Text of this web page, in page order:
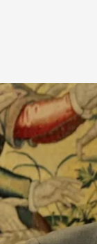
Silvia Taulés,
España
cuatro.com
14 ABR 2022 - 15:28h.
Han pasado
se fue a vivir
Las infantas